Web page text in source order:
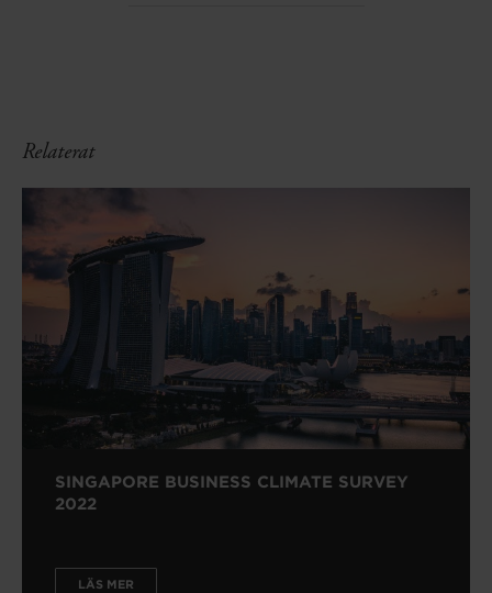
Relaterat
SINGAPORE BUSINESS CLIMATE SURVEY
2022
LÄS MER